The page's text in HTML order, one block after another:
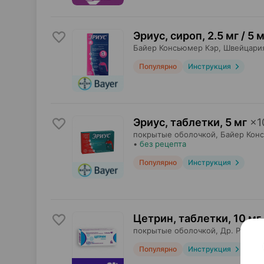
Эриус, сироп, 2.5 мг / 5
Байер Консьюмер Кэр ,
Популярно Инструкция
Эриус, таблетки, 5 мг ×
покрытые оболочкой, Байер
• без рецепта
Популярно Инструкция
Цетрин, таблетки, 10 мг
покрытые оболочкой, Др. Редди`с
Популярно Инструкция